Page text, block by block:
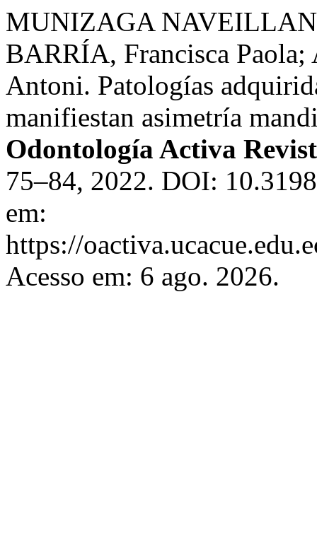
MUNIZAGA
BARRÍA, Francisca
Antoni. Patologías
manifiestan asimetría
Odontología Activa
75–84, 2022. DOI:
em:
https://
Acesso em: 6 ago. 2026.